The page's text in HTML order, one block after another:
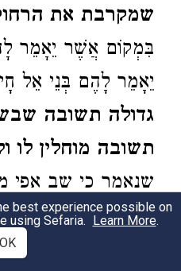
שמקרבת את
בִּמְקוֹם אֲשֶׁר יֵאָמֵר
יֵאָמֵר לָהֶם בְּנֵי אֵל
גדולה תשובה
תשובה מוחלין לו
שנאמר כי שב אפי
פרק רביעי בענין
best experience possible on
using Sefaria. Learn More.
OK